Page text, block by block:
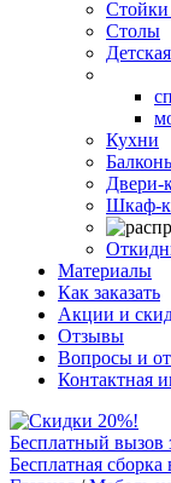
Столы
Кухни
Двери-
Шкаф-
Материалы
Как заказать
Акции и
Отзывы
Вопросы и
Контактная
Бесплатный вызов
Бесплатная сборка